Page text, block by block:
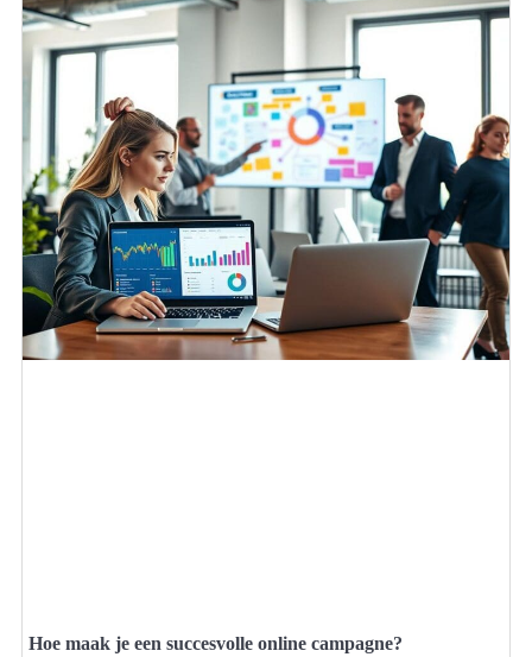
Hoe maak je een succesvolle online campagne?